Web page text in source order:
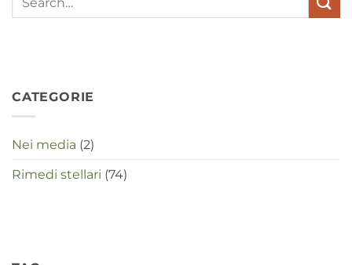
in
CATEGORIE
Nei media (2)
Rimedi stellari (74)